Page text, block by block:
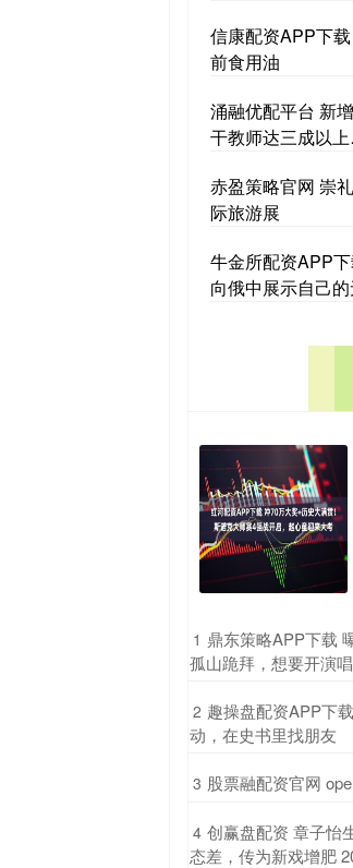
信康配资APP下
前食用油
涌融优配平台 新
干教师达三成以
赤盈策略官网 崇
际旅游展
牛金所配资APP
向俄中展示自己
1 鼎东策略APP下载
孤山跪拜，想要开演
2 趣操盘配资APP下
动，在史书里找朋友
3 股票融配资官网
4 创赢盘配资 章子怡
态差，传为新戏增肥